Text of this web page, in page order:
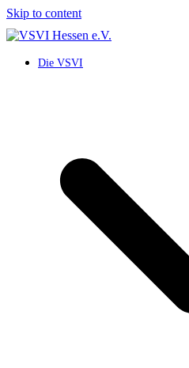
Skip to content
Die VSVI